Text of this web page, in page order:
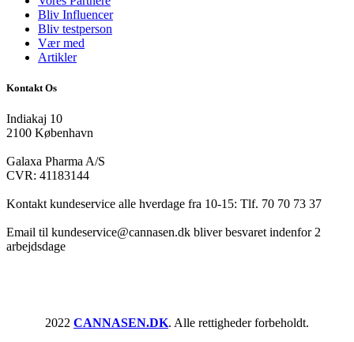
Bliv Influencer
Bliv testperson
Vær med
Artikler
Kontakt Os
Indiakaj 10
2100 København
Galaxa Pharma A/S
CVR: 41183144
Kontakt kundeservice alle hverdage fra 10-15: Tlf. 70 70 73 37
Email til kundeservice@cannasen.dk bliver besvaret indenfor 2
arbejdsdage
2022 CANNASEN.DK. Alle rettigheder forbeholdt.